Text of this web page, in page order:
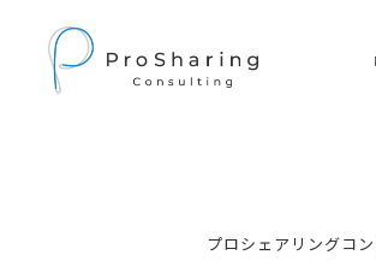
プロシェアリングコ